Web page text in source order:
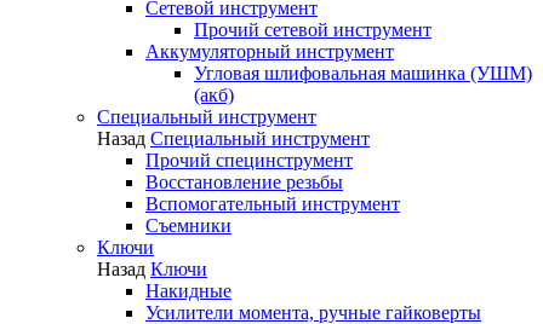
Сетевой инструмент
Прочий сетевой инструмент
Аккумуляторный инструмент
Угловая шлифовальная машинка (УШМ)
(акб)
Специальный инструмент
Назад Специальный инструмент
Прочий специнструмент
Восстановление резьбы
Вспомогательный инструмент
Съемники
Ключи
Назад Ключи
Накидные
Усилители момента, ручные гайковерты